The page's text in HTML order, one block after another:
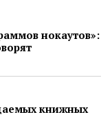
нокаутов»:
книжных